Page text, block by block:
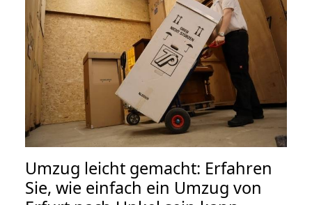
Umzug leicht gemacht: Erfahren
Sie, wie einfach ein Umzug von